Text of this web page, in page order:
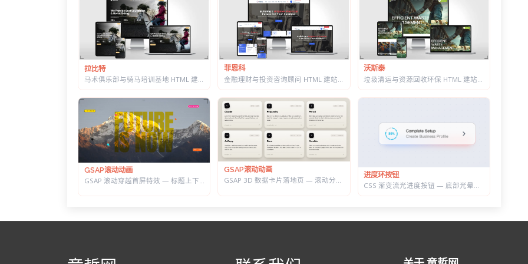
拉比特
菲恩科
沃斯泰
GSAP滚动动画
GSAP 滚动穿越首屏特效 — 标题上下分离，背景图迎面推近的 Y2K 风格
GSAP滚动动画
进度环按钮
CSS 渐变流光进度按钮 — 底部光晕描边，悬停自动涨进度